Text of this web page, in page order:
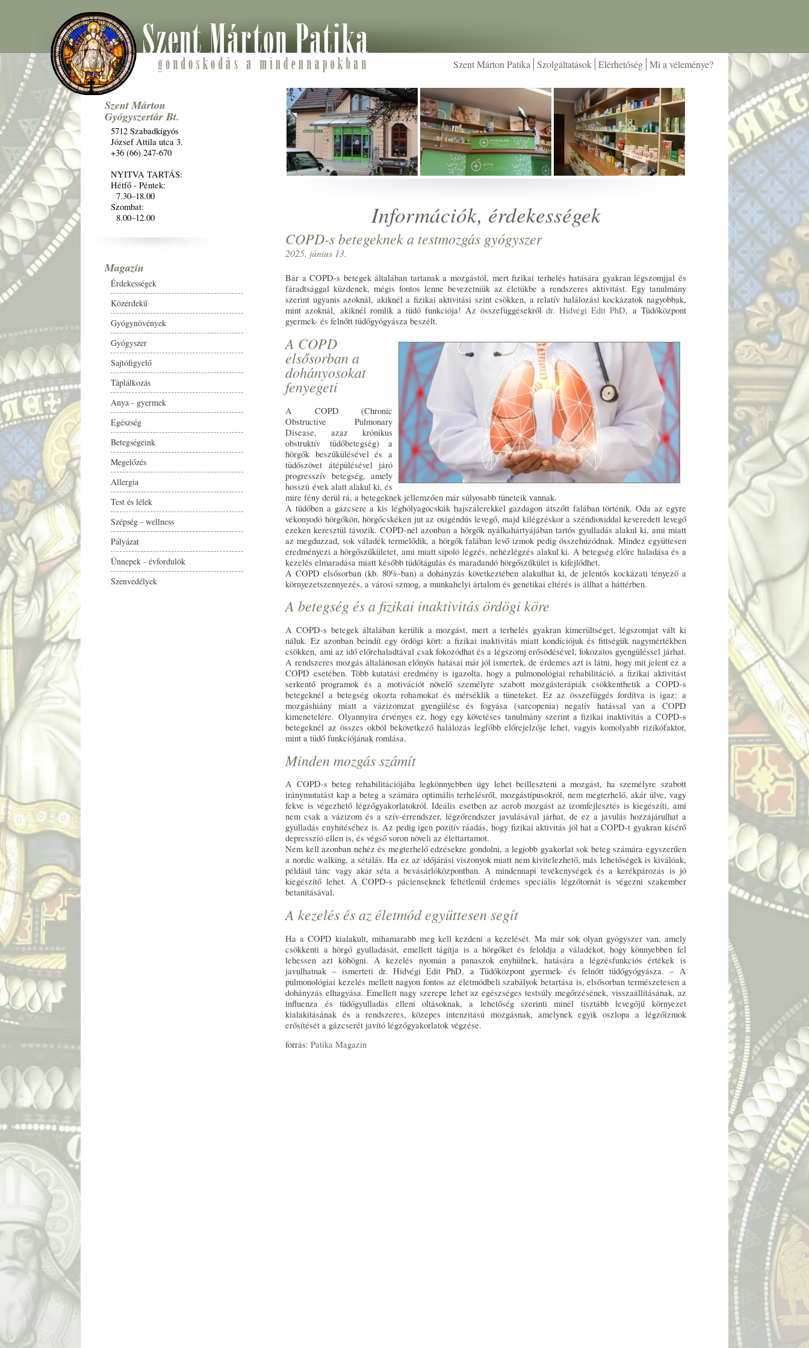
Szent Márton
Gyógyszertár Bt.
5712 Szabadkígyós
József Attila utca 3.
+36 (66) 247-670
NYITVA TARTÁS:
Hétfő - Péntek:
7.30–18.00
Szombat:
8.00–12.00
Magazin
Érdekességek
Közérdekű
Gyógynövények
Gyógyszer
Sajtófigyelő
Táplálkozás
Anya - gyermek
Egészség
Betegségeink
Megelőzés
Allergia
Test és lélek
Szépség - wellness
Pályázat
Ünnepek - évfordulók
Szenvedélyek
Szent Márton Patika Szolgáltatások Elérhetőség Mi a véleménye?
Információk, érdekességek
COPD-s betegeknek a testmozgás gyógyszer
2025. június 13.
Bár a COPD-s betegek általában tartanak a mozgástól, mert fizikai terhelés hatására gyakran légszomjjal és
fáradtsággal küzdenek, mégis fontos lenne bevezetniük az életükbe a rendszeres aktivitást. Egy tanulmány
szerint ugyanis azoknál, akiknél a fizikai aktivitási szint csökken, a relatív halálozási kockázatok nagyobbak,
mint azoknál, akiknél romlik a tüdő funkciója! Az összefüggésekrőldr. Hidvégi Edit PhD, a Tüdőközpont
gyermek- és felnőtt tüdőgyógyásza beszélt.
A COPD
elsősorban a
dohányosokat
fenyegeti
A COPD (Chronic
Obstructive Pulmonary
Disease, azaz krónikus
obstruktív tüdőbetegség) a
hörgők beszűkülésével és a
tüdőszövet átépülésével járó
progresszív betegség, amely
hosszú évek alatt alakul ki, és
mire fény derül rá, a betegeknek jellemzően már súlyosabb tüneteik vannak.
A tüdőben a gázcsere a kis léghólyagocskák hajszálerekkel gazdagon átszőtt falában történik. Oda az egyre
vékonyodó hörgőkön, hörgőcskéken jut az oxigéndús levegő, majd kilégzéskor a széndioxiddal keveredett levegő
ezeken keresztül távozik. COPD-nél azonban a hörgők nyálkahártyájában tartós gyulladás alakul ki, ami miatt
az megduzzad, sok váladék termelődik, a hörgők falában levő izmok pedig összehúzódnak. Mindez együttesen
eredményezi a hörgőszűkületet, ami miatt sípoló légzés, nehézlégzés alakul ki. A betegség előre haladása és a
kezelés elmaradása miatt később tüdőtágulás és maradandó hörgőszűkület is kifejlődhet.
A COPD elsősorban (kb. 80%-ban) a dohányzás következtében alakulhat ki, de jelentős kockázati tényező a
környezetszennyezés, a városi szmog, a munkahelyi ártalom és genetikai eltérés is állhat a háttérben.
A betegség és a fizikai inaktivitás ördögi köre
A COPD-s betegek általában kerülik a mozgást, mert a terhelés gyakran kimerültséget, légszomjat vált ki
náluk. Ez azonban beindít egy ördögi kört: a fizikai inaktivitás miatt kondíciójuk és fittségük nagymértékben
csökken, ami az idő előrehaladtával csak fokozódhat és a légszomj erősödésével, fokozatos gyengüléssel járhat.
A rendszeres mozgás általánosan előnyös hatásai már jól ismertek, de érdemes azt is látni, hogy mit jelent ez a
COPD esetében. Több kutatási eredmény is igazolta, hogy a pulmonológiai rehabilitáció, a fizikai aktivitást
serkentő programok és a motivációt növelő személyre szabott mozgásterápiák csökkenthetik a COPD-s
betegeknél a betegség okozta rohamokat és mérséklik a tüneteket. Ez az összefüggés fordítva is igaz: a
mozgáshiány miatt a vázizomzat gyengülése és fogyása (sarcopenia) negatív hatással van a COPD
kimenetelére. Olyannyira érvényes ez, hogy egy követéses tanulmány szerint a fizikai inaktivitás a COPD-s
betegeknél az összes okból bekövetkező halálozás legfőbb előrejelzője lehet, vagyis komolyabb rizikófaktor,
mint a tüdő funkciójának romlása.
Minden mozgás számít
A COPD-s beteg rehabilitációjába legkönnyebben úgy lehet beilleszteni a mozgást, ha személyre szabott
iránymutatást kap a beteg a számára optimális terhelésről, mozgástípusokról, nem megterhelő, akár ülve, vagy
fekve is végezhető légzőgyakorlatokról. Ideális esetben az aerob mozgást az izomfejlesztés is kiegészíti, ami
nem csak a vázizom és a szív-érrendszer, légzőrendszer javulásával járhat, de ez a javulás hozzájárulhat a
gyulladás enyhítéséhez is. Az pedig igen pozitív ráadás, hogy fizikai aktivitás jól hat a COPD-t gyakran kísérő
depresszió ellen is, és végső soron növeli az élettartamot.
Nem kell azonban nehéz és megterhelő edzésekre gondolni, a legjobb gyakorlat sok beteg számára egyszerűen
a nordic walking, a sétálás. Ha ez az időjárási viszonyok miatt nem kivitelezhető, más lehetőségek is kiválóak,
például tánc vagy akár séta a bevásárlóközpontban. A mindennapi tevékenységek és a kerékpározás is jó
kiegészítő lehet. A COPD-s pácienseknek feltétlenül érdemes speciális légzőtornát is végezni szakember
betanításával.
A kezelés és az életmód együttesen segít
Ha a COPD kialakult, mihamarabb meg kell kezdeni a kezelését. Ma már sok olyan gyógyszer van, amely
csökkenti a hörgő gyulladását, emellett tágítja is a hörgőket és feloldja a váladékot, hogy könnyebben fel
lehessen azt köhögni. A kezelés nyomán a panaszok enyhülnek, hatására a légzésfunkciós értékek is
javulhatnak – ismerteti dr. Hidvégi Edit PhD, a Tüdőközpont gyermek- és felnőtt tüdőgyógyásza. – A
pulmonológiai kezelés mellett nagyon fontos az életmódbeli szabályok betartása is, elsősorban természetesen a
dohányzás elhagyása. Emellett nagy szerepe lehet az egészséges testsúly megőrzésének, visszaállításának, az
influenza és tüdőgyulladás elleni oltásoknak, a lehetőség szerinti minél tisztább levegőjű környezet
kialakításának és a rendszeres, közepes intenzitású mozgásnak, amelynek egyik oszlopa a légzőizmok
erősítését a gázcserét javító légzőgyakorlatok végzése.
forrás:Patika Magazin